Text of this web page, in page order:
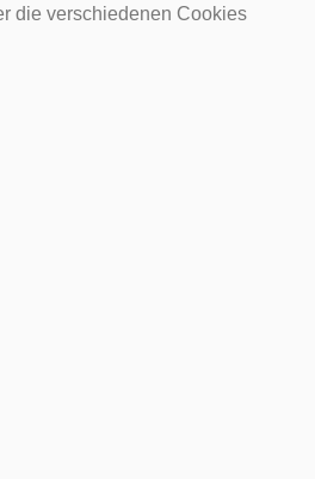
die verschiedenen Cookies